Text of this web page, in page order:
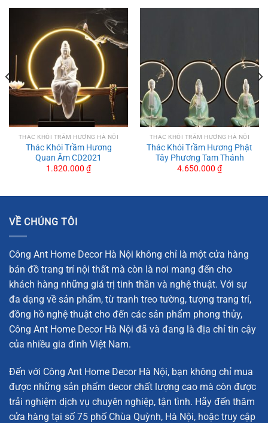
THÁC KHÓI TRẦM HƯƠNG HÀ NỘI
Thác Khói Trầm Hương
Quan Âm CD2021
1.820.000 ₫
THÁC KHÓI TRẦM HƯƠNG HÀ NỘI
Thác Khói Trầm Hương Phật
Tây Phương Tam Thánh
4.650.000 ₫
VỀ CHÚNG TÔI
Công Ant Home Decor Hà Nội không chỉ là một cửa hàng
bán đồ trang trí nội thất mà còn là nơi mang đến cho
khách hàng những giá trị tinh thần và nghệ thuật. Với sự
đa dạng về sản phẩm, từ tranh treo tường, tượng trang trí,
đồng hồ nghệ thuật cho đến các sản phẩm phong thủy,
Công Ant Home Decor Hà Nội đã và đang là địa chỉ tin cậy
của nhiều gia đình Việt Nam.
Đến với Công Ant Home Decor Hà Nội, bạn không chỉ mua
được những sản phẩm decor chất lượng cao mà còn được
trải nghiệm dịch vụ chuyên nghiệp, tận tình. Hãy đến thăm
cửa hàng tại số 75 phố Chùa Quỳnh, Hà Nội, hoặc truy cập